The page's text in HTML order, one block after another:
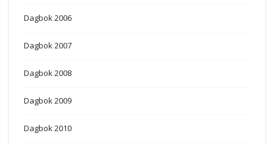
Dagbok 2006
Dagbok 2007
Dagbok 2008
Dagbok 2009
Dagbok 2010